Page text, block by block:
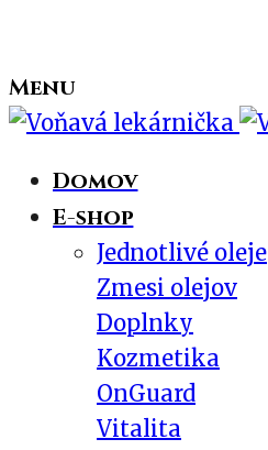
Menu
Domov
E-shop
Jednotlivé oleje
Zmesi olejov
Doplnky
Kozmetika
OnGuard
Vitalita